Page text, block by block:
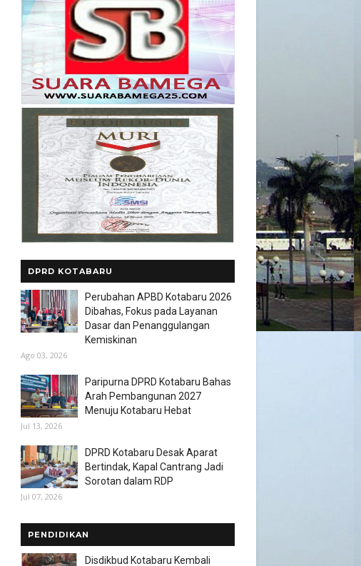
DPRD KOTABARU
Perubahan APBD Kotabaru 2026
Dibahas, Fokus pada Layanan
Dasar dan Penanggulangan
Kemiskinan
Ago 03, 2026
Paripurna DPRD Kotabaru Bahas
Arah Pembangunan 2027
Menuju Kotabaru Hebat
Jul 13, 2026
DPRD Kotabaru Desak Aparat
Bertindak, Kapal Cantrang Jadi
Sorotan dalam RDP
Jul 07, 2026
PENDIDIKAN
Disdikbud Kotabaru Kembali